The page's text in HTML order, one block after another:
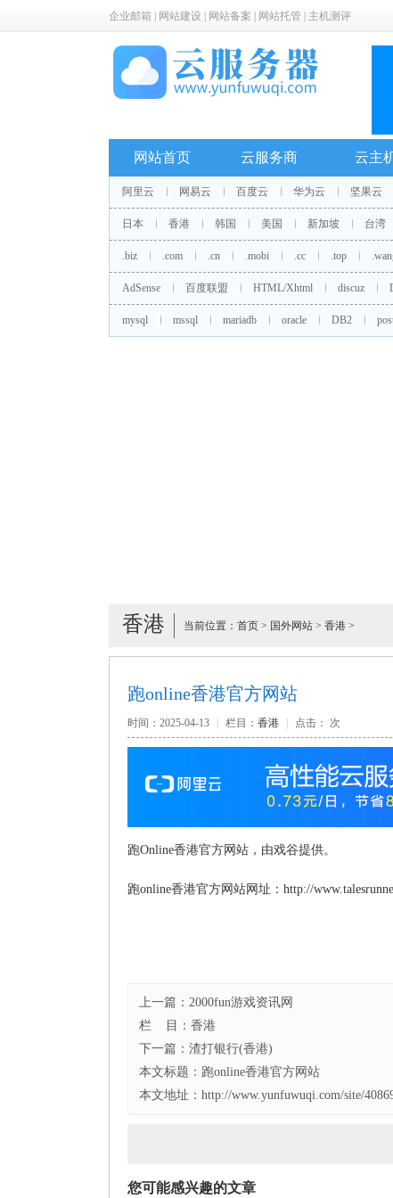
企业邮箱 网站建设 网站备案 网站托管 主机测评
网站首页 云服务商 云主
阿里云 网易云 百度云 华为云 坚果云
日本 香港 韩国 美国 新加坡 台湾
.biz .com .cn .mobi .cc .top
AdSense 百度联盟 HTML/Xhtml discuz
mysql mssql mariadb oracle DB2
香港 当前位置： 首页 > 国外网站 > 香港 >
跑online香港官方网站
时间：2025-04-13 栏目： 香港 点击： 次
跑Online香港官方网站，由戏谷提供。
跑online香港官方网站网址：http://
上一篇： 2000fun游戏资讯网
栏 目： 香港
下一篇： 渣打银行(香港)
本文标题： 跑online香港官方网站
本文地址：http://www.yunfuwuqi.com/site/
您可能感兴趣的文章